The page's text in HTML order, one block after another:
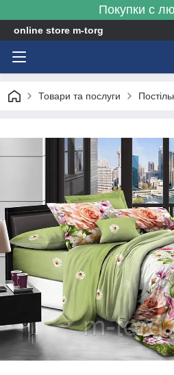
Покупки с
online store m-torg
Товари та послуги